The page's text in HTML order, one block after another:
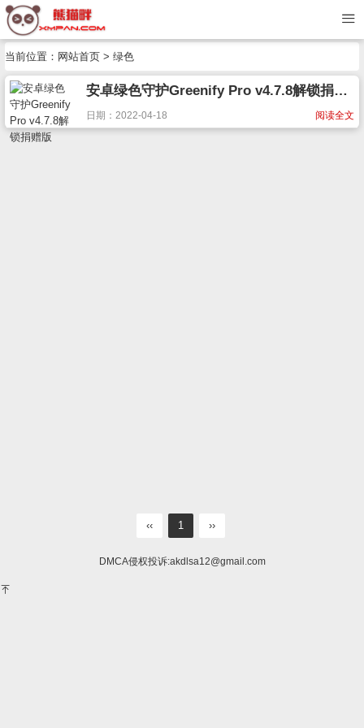
当前位置： 网站首页 > 绿色
安卓绿色守护Greenify Pro v4.7.8解锁捐赠版
阅读全文
日期：2022-04-18
‹‹ 1 ››
DMCA侵权投诉:akdlsa12@gmail.com